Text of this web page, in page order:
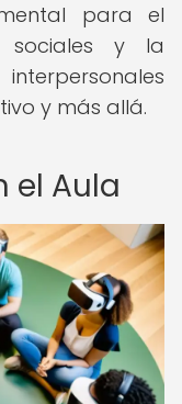
para el
sociales y la
y más allá.
el Aula